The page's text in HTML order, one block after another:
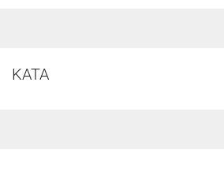
KATA